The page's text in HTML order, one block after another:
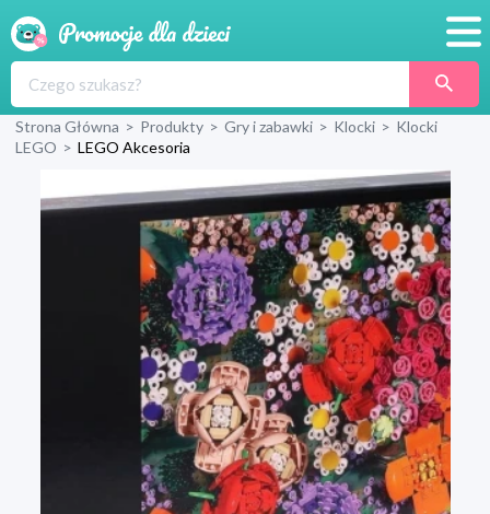
Produkty
Sklepy
Blog
Wyprawka
Strona Główna > Produkty > Gry i zabawki > Klocki > Klocki
LEGO > LEGO Akcesoria